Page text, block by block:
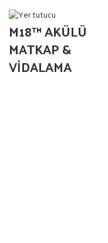
M18™ AKÜLÜ
MATKAP &
VİDALAMA